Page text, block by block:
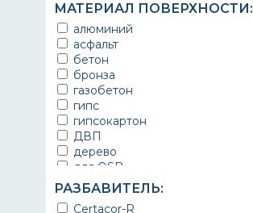
ворота
выхлопные системы
автомобилей
газопроводы
гараж
гидротехнические сооружения
городской транспорт
грузовые вагоны
двери металлические
детали двигателей
детали машин
для автомобилей
для бассейна
МАТЕРИАЛ ПОВЕРХНОСТИ:
алюминий
асфальт
бетон
бронза
газобетон
гипс
гипсокартон
ДВП
дерево
для OSB
для бетона
для гипса
РАЗБАВИТЕЛЬ:
Certacor-R